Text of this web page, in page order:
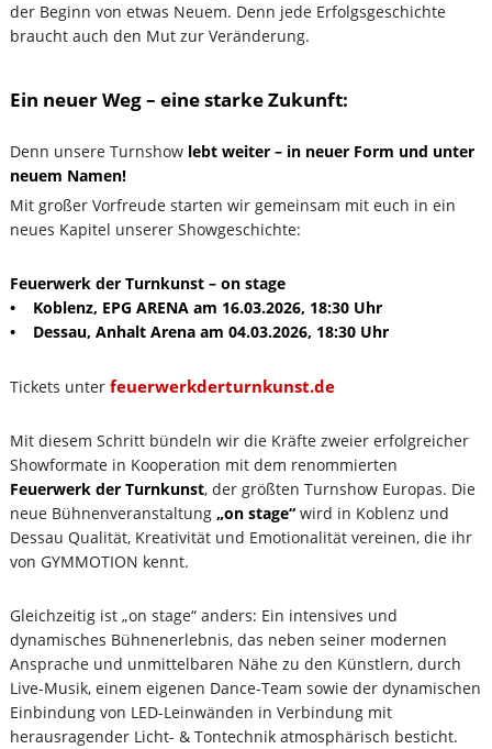
der Beginn von etwas Neuem. Denn jede Erfolgsgeschichte
braucht auch den Mut zur Veränderung.
Ein neuer Weg – eine starke Zukunft:
Denn unsere Turnshow lebt weiter – in neuer Form und unter
neuem Namen!
Mit großer Vorfreude starten wir gemeinsam mit euch in ein
neues Kapitel unserer Showgeschichte:
Feuerwerk der Turnkunst – on stage
• Koblenz, EPG ARENA am 16.03.2026, 18:30 Uhr
• Dessau, Anhalt Arena am 04.03.2026, 18:30 Uhr
Tickets unter feuerwerkderturnkunst.de
Mit diesem Schritt bündeln wir die Kräfte zweier erfolgreicher
Showformate in Kooperation mit dem renommierten
Feuerwerk der Turnkunst, der größten Turnshow Europas. Die
neue Bühnenveranstaltung „on stage“wird in Koblenz und
Dessau Qualität, Kreativität und Emotionalität vereinen, die ihr
von GYMMOTION kennt.
Gleichzeitig ist „on stage“ anders: Ein intensives und
dynamisches Bühnenerlebnis, das neben seiner modernen
Ansprache und unmittelbaren Nähe zu den Künstlern, durch
Live-Musik, einem eigenen Dance-Team sowie der dynamischen
Einbindung von LED-Leinwänden in Verbindung mit
herausragender Licht- & Tontechnik atmosphärisch besticht.